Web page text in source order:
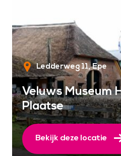
Ledderweg 11 Epe
Veluws Museum
Plaatse
Bekijk deze locatie